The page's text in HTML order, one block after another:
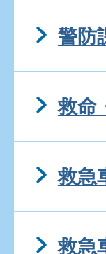
警防
救命
救急
救急